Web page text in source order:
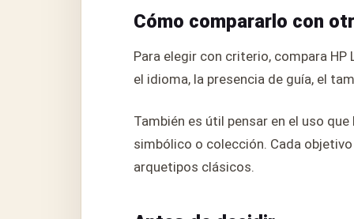
Cómo compararlo con
Para elegir con criterio, compara
el idioma, la presencia de guía, el
También es útil pensar en el uso
simbólico o colección. Cada
arquetipos clásicos.